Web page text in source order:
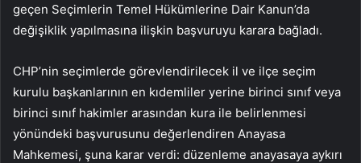
geçen Seçimlerin Temel Hükümlerine Dair Kanun’da
değişiklik yapılmasına ilişkin başvuruyu karara bağladı.
CHP’nin seçimlerde görevlendirilecek il ve ilçe seçim
kurulu başkanlarının en kıdemliler yerine birinci sınıf veya
birinci sınıf hakimler arasından kura ile belirlenmesi
yönündeki başvurusunu değerlendiren Anayasa
Mahkemesi, şuna karar verdi: düzenleme anayasaya aykırı